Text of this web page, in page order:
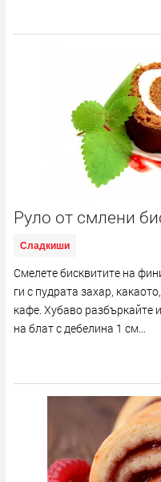
Руло от смлени
Сладкиши
Смелете бисквитите на
ги с пудрата захар,
кафе. Хубаво разбъркайте
на блат с дебелина 1 см...